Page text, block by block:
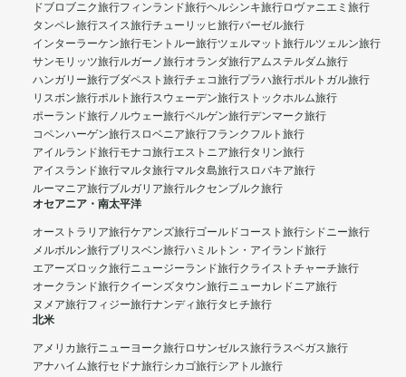
ドブロブニク旅行フィンランド旅行ヘルシンキ旅行ロヴァニエミ旅行
タンペレ旅行スイス旅行チューリッヒ旅行バーゼル旅行
インターラーケン旅行モントルー旅行ツェルマット旅行ルツェルン旅行
サンモリッツ旅行ルガーノ旅行オランダ旅行アムステルダム旅行
ハンガリー旅行ブダペスト旅行チェコ旅行プラハ旅行ポルトガル旅行
リスボン旅行ポルト旅行スウェーデン旅行ストックホルム旅行
ポーランド旅行ノルウェー旅行ベルゲン旅行デンマーク旅行
コペンハーゲン旅行スロベニア旅行フランクフルト旅行
アイルランド旅行モナコ旅行エストニア旅行タリン旅行
アイスランド旅行マルタ旅行マルタ島旅行スロバキア旅行
ルーマニア旅行ブルガリア旅行ルクセンブルク旅行
オセアニア・南太平洋
オーストラリア旅行ケアンズ旅行ゴールドコースト旅行シドニー旅行
メルボルン旅行ブリスベン旅行ハミルトン・アイランド旅行
エアーズロック旅行ニュージーランド旅行クライストチャーチ旅行
オークランド旅行クイーンズタウン旅行ニューカレドニア旅行
ヌメア旅行フィジー旅行ナンディ旅行タヒチ旅行
北米
アメリカ旅行ニューヨーク旅行ロサンゼルス旅行ラスベガス旅行
アナハイム旅行セドナ旅行シカゴ旅行シアトル旅行